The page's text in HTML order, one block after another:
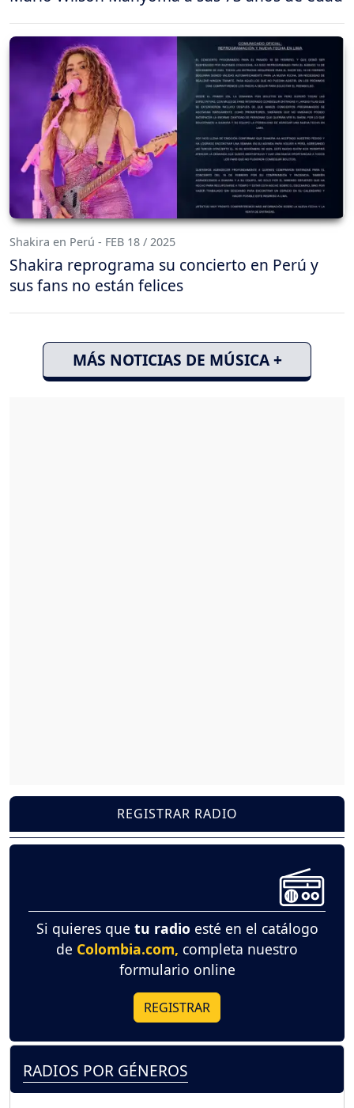
Shakira en Perú - FEB 18 / 2025
Shakira reprograma su concierto en Perú y
sus fans no están felices
MÁS NOTICIAS DE MÚSICA +
REGISTRAR RADIO
Si quieres que tu radio esté en el catálogo
de Colombia.com, completa nuestro
formulario online
REGISTRAR
RADIOS POR GÉNEROS